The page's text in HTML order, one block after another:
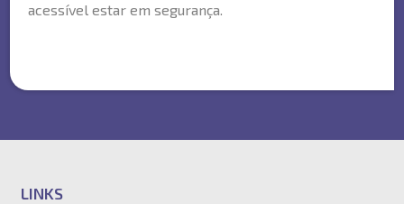
acessível estar em segurança.
LINKS